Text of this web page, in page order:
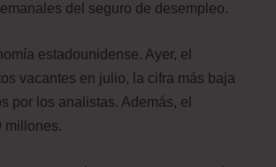
del seguro de desempleo.
estadounidense. Ayer, el
vacantes en julio, la cifra más baja
por los analistas. Además, el
millones.